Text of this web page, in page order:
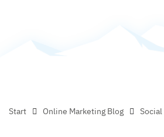
Start Online Marketing Blog